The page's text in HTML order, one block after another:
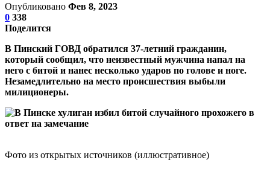
Опубликовано Фев 8, 2023
0 338
Поделится
В Пинский ГОВД обратился 37-летний гражданин,
который сообщил, что неизвестный мужчина напал на
него с битой и нанес несколько ударов по голове и ноге.
Незамедлительно на место происшествия выбыли
милиционеры.
Фото из открытых источников (иллюстративное)